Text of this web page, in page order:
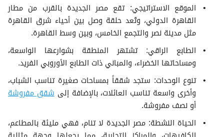
الموقع الاستراتيجي: تقع مصر الجديدة بالقرب من مطار
القاهرة الدولي، وتُعد حلقة وصل بين أحياء شرق القاهرة
مثل مدينة نصر والتجمع الخامس، وبين وسط القاهرة.
الطابع الراقي: تشتهر المنطقة بشوارعها الواسعة،
ومساحاتها الخضراء، والمباني ذات الطابع الأوروبي الفريد.
تنوع الوحدات: ستجد شققاً بمساحات صغيرة تناسب الشباب،
وأخرى واسعة تناسب العائلات، بالإضافة إلىشقق مفروشة
أو نصف مفروشة.
الحياة النشطة: مصر الجديدة لا تنام، فهي مليئة بالمطاعم،